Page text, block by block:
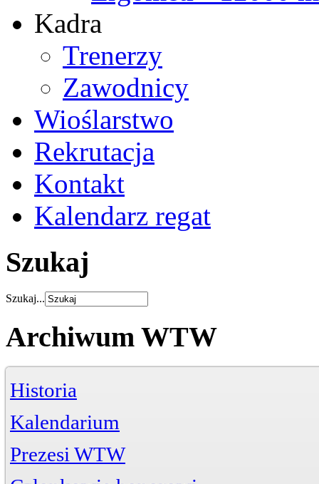
Kadra
Trenerzy
Zawodnicy
Wioślarstwo
Rekrutacja
Kontakt
Kalendarz regat
Szukaj
Szukaj...
Archiwum WTW
Historia
Kalendarium
Prezesi WTW